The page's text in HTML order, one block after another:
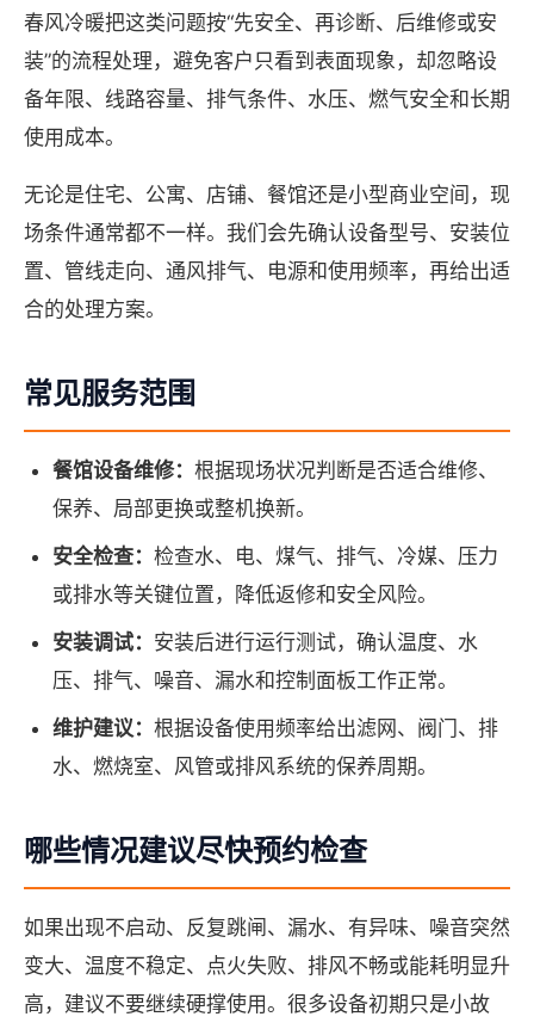
春风冷暖把这类问题按“先安全、再诊断、后维修或安
装”的流程处理，避免客户只看到表面现象，却忽略设
备年限、线路容量、排气条件、水压、燃气安全和长期
使用成本。
无论是住宅、公寓、店铺、餐馆还是小型商业空间，现
场条件通常都不一样。我们会先确认设备型号、安装位
置、管线走向、通风排气、电源和使用频率，再给出适
合的处理方案。
常见服务范围
餐馆设备维修： 根据现场状况判断是否适合维修、
保养、局部更换或整机换新。
安全检查： 检查水、电、煤气、排气、冷媒、压力
或排水等关键位置，降低返修和安全风险。
安装调试： 安装后进行运行测试，确认温度、水
压、排气、噪音、漏水和控制面板工作正常。
维护建议： 根据设备使用频率给出滤网、阀门、排
水、燃烧室、风管或排风系统的保养周期。
哪些情况建议尽快预约检查
如果出现不启动、反复跳闸、漏水、有异味、噪音突然
变大、温度不稳定、点火失败、排风不畅或能耗明显升
高，建议不要继续硬撑使用。很多设备初期只是小故